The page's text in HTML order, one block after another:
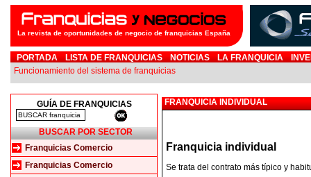
La revista de oportunidades de negocio de franquicias España
PORTADA LISTA DE FRANQUICIAS NOTICIAS LA FRANQUICIA
Funcionamiento del sistema de franquicias
GUÍA DE FRANQUICIAS
BUSCAR POR SECTOR
Franquicias Comercio
Franquicias Comercio
FRANQUICIA INDIVIDUAL
Franquicia individual
Se trata del contrato más típico y